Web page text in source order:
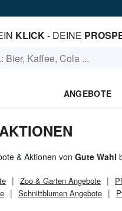
KLICK- DEINE
ANGEBOTE
& Aktionen von Gute Wahl
Zoo & Garten Angebote
Schnittblumen Angebote